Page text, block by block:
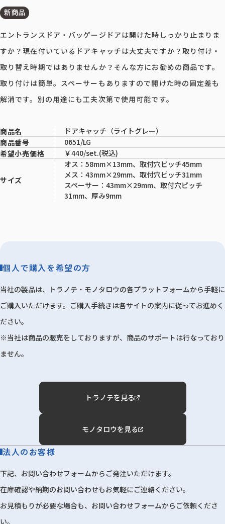
新商品
エントランスドア・バッゲージドアは開けた時しっかり止まりま
すか？現在付いているドアキャッチは大丈夫ですか？取り付け・
取り替え時期ではありませんか？そんな方にお勧めの商品です。
取り付けは簡単。スペーサーもありますので開けた時の固定差も
解消です。別の用途にも工夫次第で使用可能です。
商品名
ドアキャッチ（ライトグレー）
商品番号
0651/LG
希望小売価格
￥440/set.(税込)
サイズ
オス：58mm×13mm、取付穴ピッチ45mm
メス：43mm×29mm、取付穴ピッチ31mm
スペーサー：43mm×29mm、取付穴ピッチ
31mm、厚み9mm
個人で購入を希望の方
当社の製品は、トラノテ・モノタロウの各プラットフォームから手軽に
ご購入いただけます。ご購入手続きは各サイトの案内に従ってお進めく
ださい。
※当社は商品の販売をしておりますが、商品のサポートは行なっており
ません。
トラノテを見る
モノタロウを見る
法人のお客様
下記、お問い合わせフォームからご発注いただけます。
在庫確認や納期のお問い合わせもお気軽にご連絡ください。
お見積もりが必要な場合も、お問い合わせフォームからご依頼くださ
い。